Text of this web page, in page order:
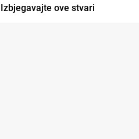
ove stvari